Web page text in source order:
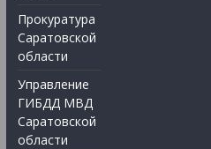
Прокуратура
Саратовской
области
Управление
ГИБДД МВД
Саратовской
области